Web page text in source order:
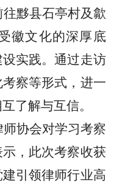
黟县石亭村及歙
徽文化的深厚底
实践。通过走访
察等形式，进一
了解与互信。
协会对学习考察
，此次考察收获
引领律师行业高